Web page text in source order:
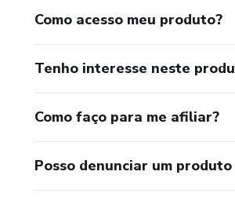
Como acesso meu produto?
Tenho interesse neste
Como faço para me afiliar?
Posso denunciar um